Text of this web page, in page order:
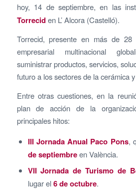
hoy, 14 de septiembre, en las
Torreciden L’ Alcora (Castelló).
Torrecid, presente en más de
empresarial multinacional
suministrar productos, servicios,
futuro a los sectores de la cerámica
Entre otras cuestiones, en la
plan de acción de la
principales hitos:
III Jornada Anual Paco Pons,
de septiembreen València.
VII Jornada de Turismo de
lugar el6 de octubre.